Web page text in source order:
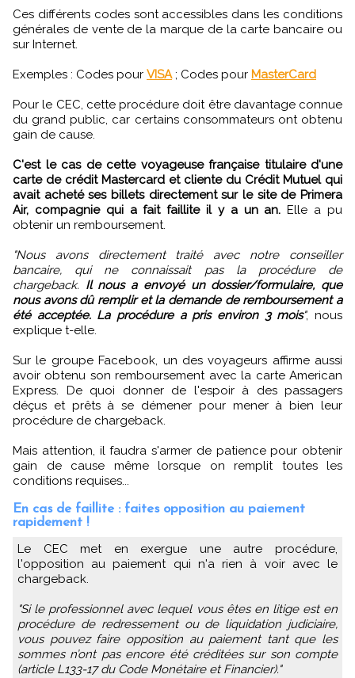
Ces différents codes sont accessibles dans les conditions
générales de vente de la marque de la carte bancaire ou
sur Internet.
Exemples : Codes pour VISA; Codes pour MasterCard
Pour le CEC, cette procédure doit être davantage connue
du grand public, car certains consommateurs ont obtenu
gain de cause.
C'est le cas de cette voyageuse française titulaire d'une
carte de crédit Mastercard et cliente du Crédit Mutuel qui
avait acheté ses billets directement sur le site de Primera
Air, compagnie qui a fait faillite il y a un an. Elle a pu
obtenir un remboursement.
"Nous avons directement traité avec notre conseiller
bancaire, qui ne connaissait pas la procédure de
chargeback. Il nous a envoyé un dossier/formulaire, que
nous avons dû remplir et la demande de remboursement a
été acceptée. La procédure a pris environ 3 mois", nous
explique t-elle.
Sur le groupe Facebook, un des voyageurs affirme aussi
avoir obtenu son remboursement avec la carte American
Express. De quoi donner de l'espoir à des passagers
déçus et prêts à se démener pour mener à bien leur
procédure de chargeback.
Mais attention, il faudra s'armer de patience pour obtenir
gain de cause même lorsque on remplit toutes les
conditions requises...
En cas de faillite : faites opposition au paiement
rapidement !
Le CEC met en exergue une autre procédure,
l'opposition au paiement qui n'a rien à voir avec le
chargeback.
"Si le professionnel avec lequel vous êtes en litige est en
procédure de redressement ou de liquidation judiciaire,
vous pouvez faire opposition au paiement tant que les
sommes n’ont pas encore été créditées sur son compte
(article L133-17 du Code Monétaire et Financier)."